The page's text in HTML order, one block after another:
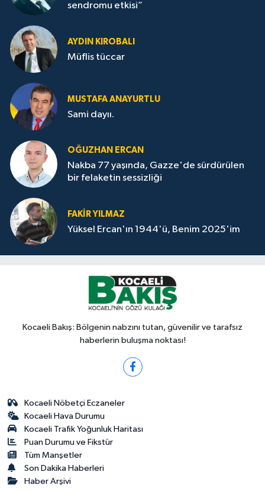
sendromu etkisi”
AYDIN KIROBALI
Müflis tüccar
MUSTAFA ANAYURTLU
Sami dayıı.
OĞUZHAN ERCAN
Nakba 77 yaşında, Gazze'de sürdürülen
bir felaketin sessizliği
FAKİR YILMAZ
Yüksel Ercan'ın 1944'ü, Benim 2025'im
Kocaeli Bakış: Bölgenin nabzını tutan, güvenilir ve tarafsız
haberlerin buluşma noktası!
Kocaeli Nöbetçi Eczaneler
Kocaeli Hava Durumu
Kocaeli Trafik Yoğunluk Haritası
Puan Durumu ve Fikstür
Tüm Manşetler
Son Dakika Haberleri
Haber Arşivi